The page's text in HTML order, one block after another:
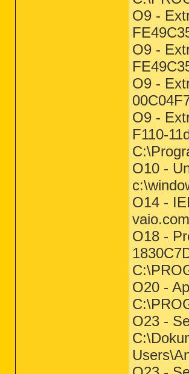
O9 -
O9 -
O9 -
O9 -
F110-
O10 -
O14 -
O18 -
O20 -
O23 -